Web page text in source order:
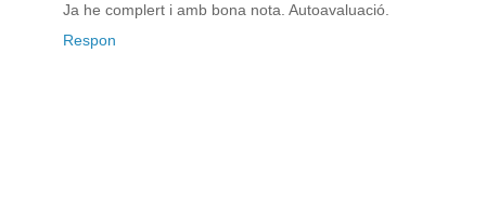
Ja he complert i amb bona nota. Autoavaluació.
Respon